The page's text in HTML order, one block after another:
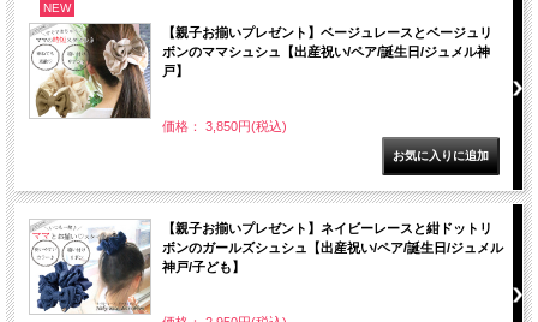
NEW
【親子お揃いプレゼント】ベージュレースとベージュリ
ボンのママシュシュ【出産祝い/ペア/誕生日/ジュメル神
戸】
価格： 3,850円(税込)
【親子お揃いプレゼント】ネイビーレースと紺ドットリ
ボンのガールズシュシュ【出産祝い/ペア/誕生日/ジュメル
神戸/子ども】